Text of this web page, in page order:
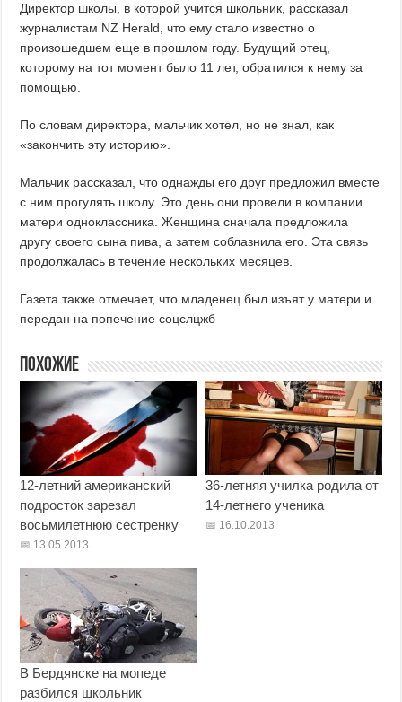
Директор школы, в которой учится школьник, рассказал
журналистам NZ Herald, что ему стало известно о
произошедшем еще в прошлом году. Будущий отец,
которому на тот момент было 11 лет, обратился к нему за
помощью.
По словам директора, мальчик хотел, но не знал, как
«закончить эту историю».
Мальчик рассказал, что однажды его друг предложил вместе
с ним прогулять школу. Это день они провели в компании
матери одноклассника. Женщина сначала предложила
другу своего сына пива, а затем соблазнила его. Эта связь
продолжалась в течение нескольких месяцев.
Газета также отмечает, что младенец был изъят у матери и
передан на попечение соцслцжб
Похожие
12-летний американский
подросток зарезал
восьмилетнюю сестренку
13.05.2013
36-летняя училка родила от
14-летнего ученика
16.10.2013
В Бердянске на мопеде
разбился школьник